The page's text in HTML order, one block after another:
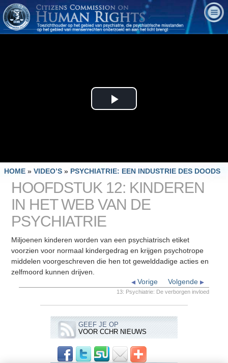
Play
HOME » VIDEO’S » PSYCHIATRIE: EEN INDUSTRIE DES DOODS
HOOFDSTUK 12: KINDEREN
IN HET WEB VAN DE
PSYCHIATRIE
Miljoenen kinderen worden van een psychiatrisch etiket
voorzien voor normaal kindergedrag en krijgen psychotrope
middelen voorgeschreven die hen tot gewelddadige acties en
zelfmoord kunnen drijven.
Volgende
Vorige
13: Psychiatrie: De verborgen invloed
GEEF JE OP
VOOR CCHR NIEUWS